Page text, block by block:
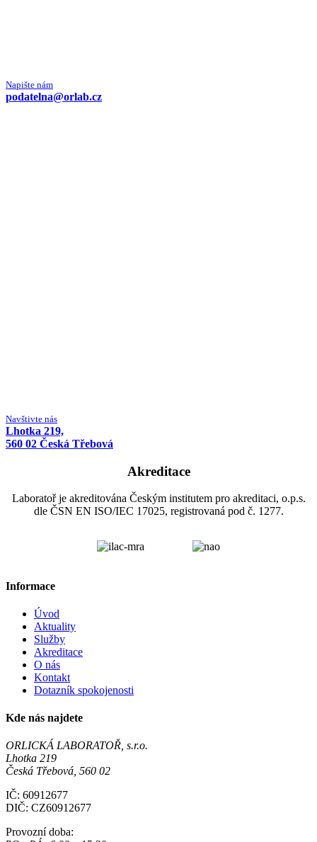
Napište nám
podatelna@orlab.cz
Navštivte nás
Lhotka 219,
560 02 Česká Třebová
Akreditace
Laboratoř je akreditována Českým institutem pro akreditaci, o.p.s.
dle ČSN EN ISO/IEC 17025, registrovaná pod č. 1277.
Informace
Úvod
Aktuality
Služby
Akreditace
O nás
Kontakt
Dotazník spokojenosti
Kde nás najdete
ORLICKÁ LABORATOŘ, s.r.o.
Lhotka 219
Česká Třebová, 560 02
IČ: 60912677
DIČ: CZ60912677
Provozní doba: